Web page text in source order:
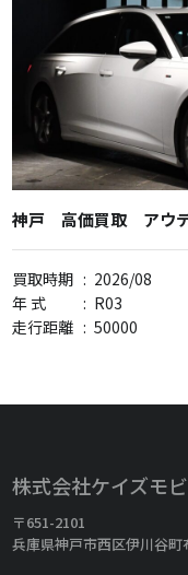
神戸 高価買取 アウデ
買取時期 : 2026/08
年 式
: R03
走行距離 : 50000
株式会社ケイズモ
〒651-2101
兵庫県神戸市西区伊川谷町